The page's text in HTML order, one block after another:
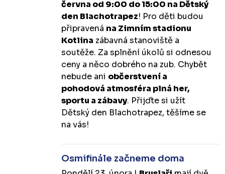
června od 9:00 do 15:00 na Dětský
den Blachotrapez! Pro děti budou
připravená na Zimním stadionu
Kotlina zábavná stanoviště a
soutěže. Za splnění úkolů si odnesou
ceny a něco dobrého na zub. Chybět
nebude ani občerstvení a
pohodová atmosféra plná her,
sportu a zábavy. Přijďte si užít
Dětský den Blachotrapez, těšíme se
na vás!
Osmifinále začneme doma